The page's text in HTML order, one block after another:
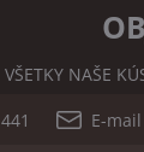
VŠETKY NAŠE
E-mail